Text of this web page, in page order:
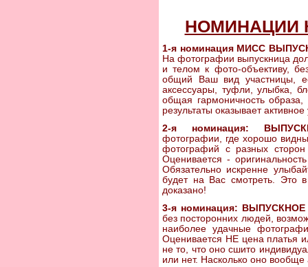
НОМИНАЦИИ
1-я номинация МИСС
На фотографии выпускница
и телом к фото-объективу,
общий Ваш вид участницы, ее
аксессуары, туфли, улыбка,
общая гармоничность
результаты оказывает
2-я номинация:
фотографии, где хорошо
фотографий с разных
Оценивается -
Обязательно искренне
будет на Вас смотреть.
доказано!
3-я номинация: ВЫПУСКНОЕ
без посторонних людей,
наиболее удачные
Оценивается НЕ цена платья
не то, что оно сшито
или нет. Насколько оно вообще